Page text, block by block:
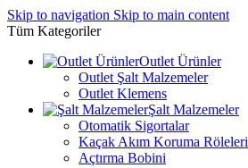
Skip to navigation Skip to main content
Tüm Kategoriler
Outlet Ürünler
Outlet Şalt Malzemeler
Outlet Klemens
Şalt Malzemeler
Otomatik Sigortalar
Kaçak Akım Koruma Röleleri
Açtırma Bobini